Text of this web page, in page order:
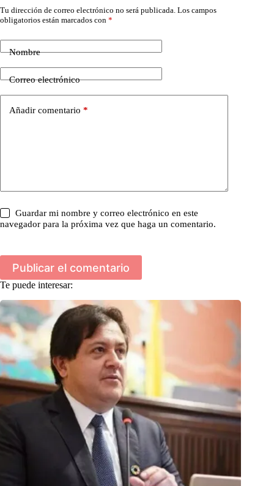
Tu dirección de correo electrónico no será publicada. Los campos
obligatorios están marcados con *
Nombre
Correo electrónico
Añadir comentario *
Guardar mi nombre y correo electrónico en este
navegador para la próxima vez que haga un comentario.
Publicar el comentario
Te puede interesar: